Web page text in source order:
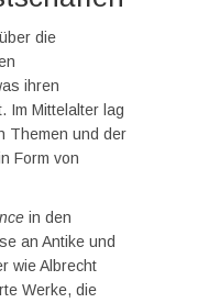
die
ihren
Im Mittelalter lag
Themen und der
Form von
in den
an Antike und
wie Albrecht
Werke, die